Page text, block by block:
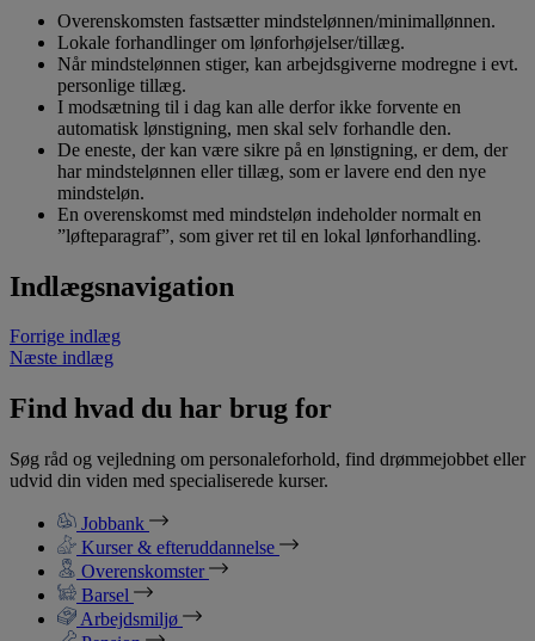
Overenskomsten fastsætter mindstelønnen/minimallønnen.
Lokale forhandlinger om lønforhøjelser/tillæg.
Når mindstelønnen stiger, kan arbejdsgiverne modregne i evt.
personlige tillæg.
I modsætning til i dag kan alle derfor ikke forvente en
automatisk lønstigning, men skal selv forhandle den.
De eneste, der kan være sikre på en lønstigning, er dem, der
har mindstelønnen eller tillæg, som er lavere end den nye
mindsteløn.
En overenskomst med mindsteløn indeholder normalt en
”løfteparagraf”, som giver ret til en lokal lønforhandling.
Indlægsnavigation
Forrige indlæg
Næste indlæg
Find hvad du har brug for
Søg råd og vejledning om personaleforhold, find drømmejobbet eller
udvid din viden med specialiserede kurser.
Jobbank
Kurser & efteruddannelse
Overenskomster
Barsel
Arbejdsmiljø